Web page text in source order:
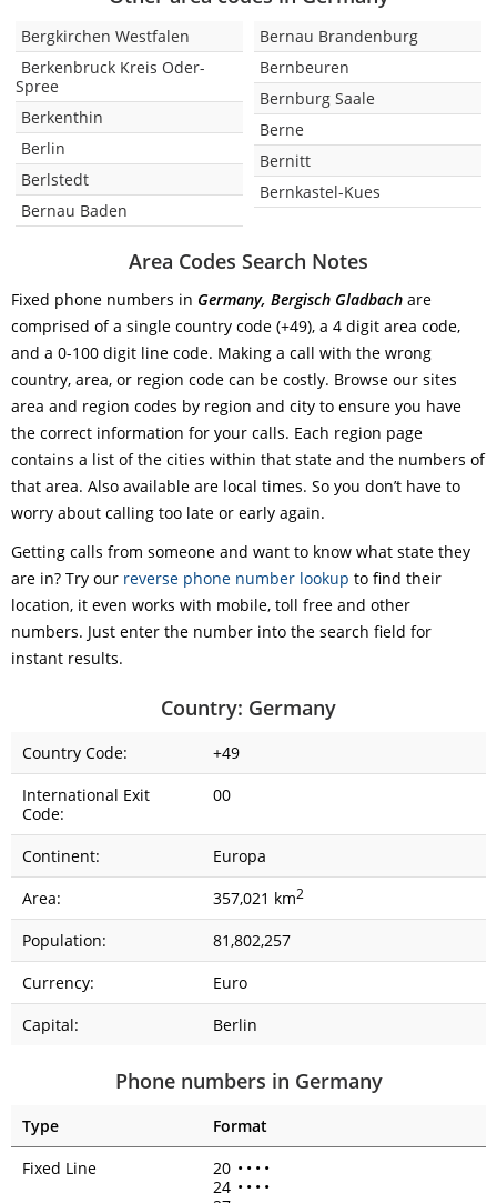
Bergkirchen Westfalen
Berkenbruck Kreis Oder-
Spree
Berkenthin
Berlin
Berlstedt
Bernau Baden
Bernau Brandenburg
Bernbeuren
Bernburg Saale
Berne
Bernitt
Bernkastel-Kues
Area Codes Search Notes
Fixed phone numbers in Germany, Bergisch Gladbach are
comprised of a single country code (+49), a 4 digit area code,
and a 0-100 digit line code. Making a call with the wrong
country, area, or region code can be costly. Browse our sites
area and region codes by region and city to ensure you have
the correct information for your calls. Each region page
contains a list of the cities within that state and the numbers of
that area. Also available are local times. So you don’t have to
worry about calling too late or early again.
Getting calls from someone and want to know what state they
are in? Try our reverse phone number lookup to find their
location, it even works with mobile, toll free and other
numbers. Just enter the number into the search field for
instant results.
Country: Germany
Country Code:
+49
International Exit
Code:
00
Continent:
Europa
Area:
357,021 km2
Population:
81,802,257
Currency:
Euro
Capital:
Berlin
Phone numbers in Germany
Type
Format
Fixed Line
20 • • • •
24 • • • •